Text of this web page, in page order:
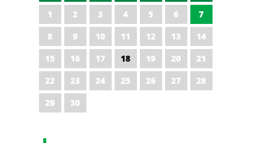
1 2 3 4 5 6
7
8
9 10 11 12 13
14
15
16 17 18 19 20
21
22
23 24 25 26 27
28
29
30